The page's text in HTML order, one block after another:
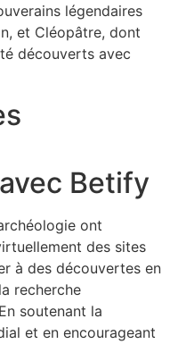
légendaires
et Cléopâtre, dont
découverts avec
Betify
ont
des sites
à des découvertes en
recherche
soutenant la
et en encourageant